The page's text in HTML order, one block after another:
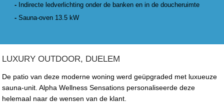
- Indirecte ledverlichting onder de banken en in de doucheruimte
-Sauna-oven 13.5 kW
LUXURY OUTDOOR, DUELEM
De patio van deze moderne woning werd geüpgraded met luxueuze
sauna-unit. Alpha Wellness Sensations personaliseerde deze
helemaal naar de wensen van de klant.